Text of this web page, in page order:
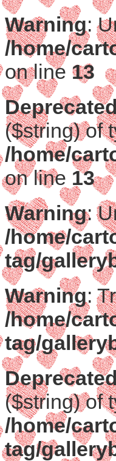
Warning:
/home/
on line 13
($string) of
/home/
on line 13
Warning:
/home/
tag/
Warning:
/home/
tag/
($string) of
/home/
tag/